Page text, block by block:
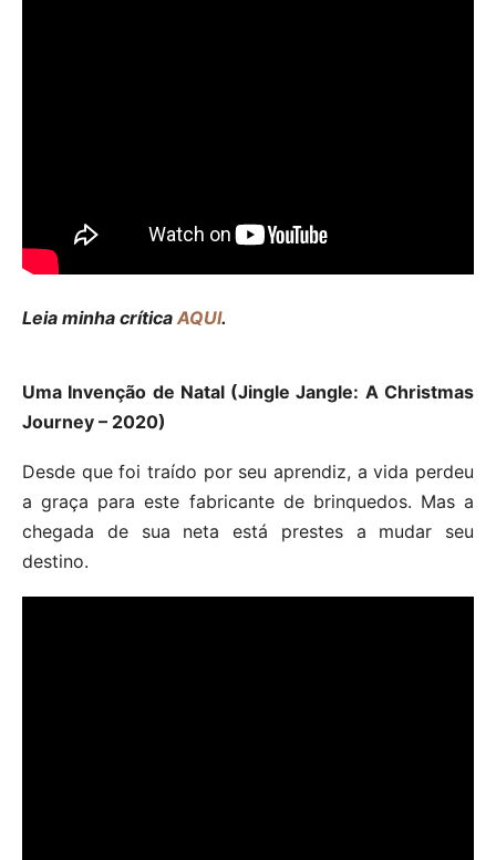
Leia minha crítica AQUI.
Uma Invenção de Natal (Jingle Jangle: A Christmas
Journey – 2020)
Desde que foi traído por seu aprendiz, a vida perdeu
a graça para este fabricante de brinquedos. Mas a
chegada de sua neta está prestes a mudar seu
destino.